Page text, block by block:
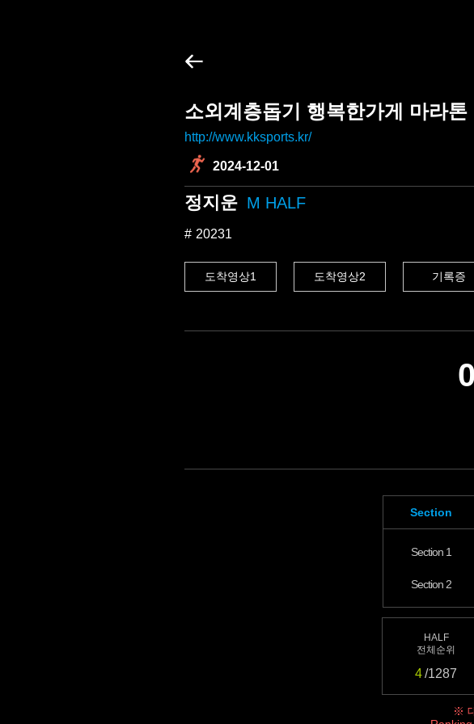
소외계층돕기 행복한가게 마라톤
http://www.kksports.kr/
2024-12-01
정지운 M HALF
20231
도착영상1 도착영상2 기록증
Section
Section 1
Section 2
HALF
전체순위
4/1287
※